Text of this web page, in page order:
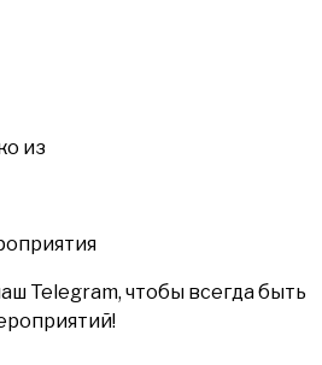
из
Telegram, чтобы всегда быть